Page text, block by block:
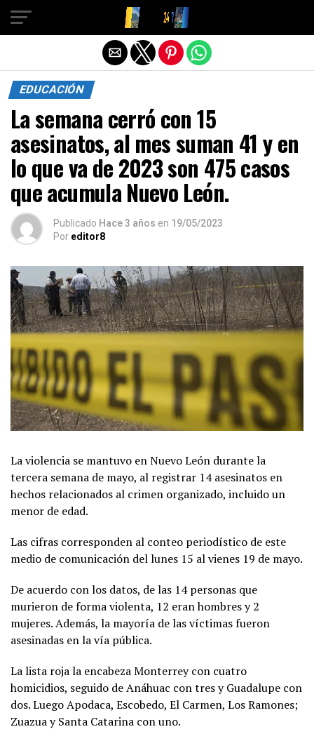
EDUCACIÓN
La semana cerró con 15
asesinatos, al mes suman 41 y en
lo que va de 2023 son 475 casos
que acumula Nuevo León.
Publicado Hace 3 años en 19/05/2023
Por editor8
La violencia se mantuvo en Nuevo León durante la
tercera semana de mayo, al registrar 14 asesinatos en
hechos relacionados al crimen organizado, incluido un
menor de edad.
Las cifras corresponden al conteo periodístico de este
medio de comunicación del lunes 15 al vienes 19 de mayo.
De acuerdo con los datos, de las 14 personas que
murieron de forma violenta, 12 eran hombres y 2
mujeres. Además, la mayoría de las víctimas fueron
asesinadas en la vía pública.
La lista roja la encabeza Monterrey con cuatro
homicidios, seguido de Anáhuac con tres y Guadalupe con
dos. Luego Apodaca, Escobedo, El Carmen, Los Ramones;
Zuazua y Santa Catarina con uno.
Salir de la versión móvil